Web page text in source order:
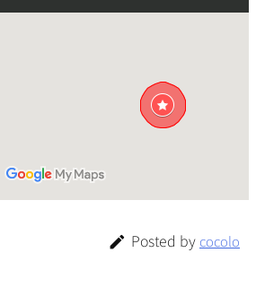
 Posted by cocolo